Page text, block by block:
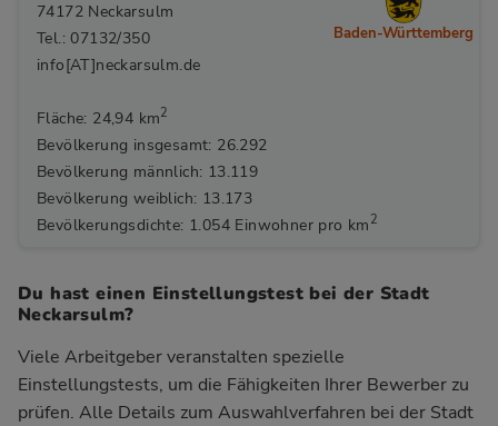
74172 Neckarsulm
Tel.: 07132/350
info[AT]neckarsulm.de
Fläche: 24,94 km2
Bevölkerung insgesamt: 26.292
Bevölkerung männlich: 13.119
Bevölkerung weiblich: 13.173
Bevölkerungsdichte: 1.054 Einwohner pro km 2
Baden-Württemberg
Du hast einen Einstellungstest bei der Stadt
Neckarsulm?
Viele Arbeitgeber veranstalten spezielle
Einstellungstests, um die Fähigkeiten Ihrer Bewerber zu
prüfen. Alle Details zum Auswahlverfahren bei der Stadt